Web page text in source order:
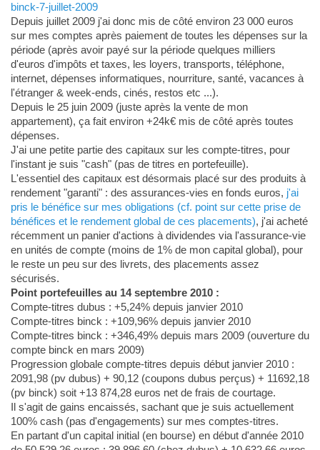
binck-7-juillet-2009
Depuis juillet 2009 j'ai donc mis de côté environ 23 000 euros
sur mes comptes après paiement de toutes les dépenses sur la
période (après avoir payé sur la période quelques milliers
d'euros d'impôts et taxes, les loyers, transports, téléphone,
internet, dépenses informatiques, nourriture, santé, vacances à
l'étranger & week-ends, cinés, restos etc ...).
Depuis le 25 juin 2009 (juste après la vente de mon
appartement), ça fait environ +24k€ mis de côté après toutes
dépenses.
J'ai une petite partie des capitaux sur les compte-titres, pour
l'instant je suis "cash" (pas de titres en portefeuille).
L'essentiel des capitaux est désormais placé sur des produits à
rendement "garanti" : des assurances-vies en fonds euros, j'ai
pris le bénéfice sur mes obligations (cf. point sur cette prise de
bénéfices et le rendement global de ces placements), j'ai acheté
récemment un panier d'actions à dividendes via l'assurance-vie
en unités de compte (moins de 1% de mon capital global), pour
le reste un peu sur des livrets, des placements assez
sécurisés.
Point portefeuilles au 14 septembre 2010 :
Compte-titres dubus : +5,24% depuis janvier 2010
Compte-titres binck : +109,96% depuis janvier 2010
Compte-titres binck : +346,49% depuis mars 2009 (ouverture du
compte binck en mars 2009)
Progression globale compte-titres depuis début janvier 2010 :
2091,98 (pv dubus) + 90,12 (coupons dubus perçus) + 11692,18
(pv binck) soit +13 874,28 euros net de frais de courtage.
Il s'agit de gains encaissés, sachant que je suis actuellement
100% cash (pas d'engagements) sur mes comptes-titres.
En partant d'un capital initial (en bourse) en début d'année 2010